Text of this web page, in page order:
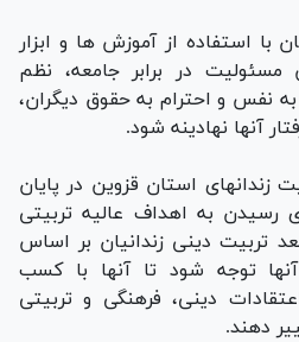
با استفاده از آموزش ها و ابزار
در برابر جامعه، نظم
به نفس و احترام به حقوق دیگران،
آنها نهادینه شود.
زندانهای استان قزوین در پایان
به اهداف عالیه تربیتی
تربیت دینی زندانیان بر اساس
توجه شود تا آنها با کسب
دینی، فرهنگی و تربیتی
دهند.